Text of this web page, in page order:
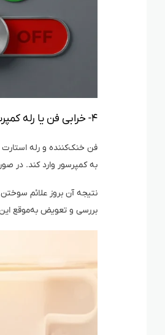
۴- خرابی فن یا رله کمپرسور
فن خنک‌کننده و رله استارت
به کمپرسور وارد کند. در
نتیجه آن بروز علائم
بررسی و تعویض به‌موقع